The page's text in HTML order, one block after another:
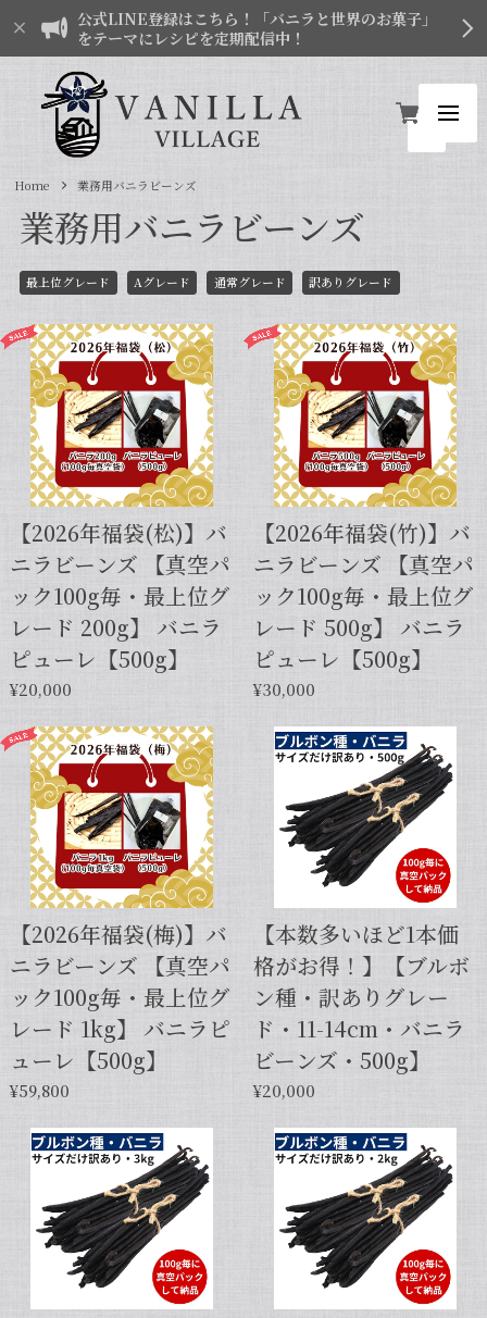
公式LINE登録はこちら！「バニラと世界のお菓子」
をテーマにレシピを定期配信中！
Home 業務用バニラビーンズ
業務用バニラビーンズ
最上位グレード Aグレード 通常グレード 訳ありグレード
【2026年福袋(松)】バ
ニラビーンズ 【真空パ
ック100g毎・最上位グ
レード 200g】 バニラ
ピューレ【500g】
¥20,000
【2026年福袋(竹)】バ
ニラビーンズ 【真空パ
ック100g毎・最上位グ
レード 500g】 バニラ
ピューレ【500g】
¥30,000
【2026年福袋(梅)】バ
ニラビーンズ 【真空パ
ック100g毎・最上位グ
レード 1kg】 バニラピ
ューレ【500g】
¥59,800
【本数多いほど1本価
格がお得！】【ブルボ
ン種・訳ありグレー
ド・11-14cm・バニラ
ビーンズ・500g】
¥20,000